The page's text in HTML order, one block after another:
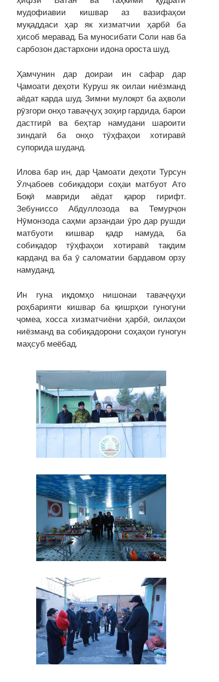
мудофиавии кишвар аз вазифаҳои
муқаддаси ҳар як хизматчии ҳарбӣ ба
ҳисоб меравад. Ба муносибати Соли нав ба
сарбозон дастархони идона ороста шуд.
Ҳамчунин дар доираи ин сафар дар
Ҷамоати деҳоти Куруш як оилаи ниёзманд
аёдат карда шуд. Зимни мулоқот ба аҳволи
рӯзгори онҳо таваҷҷуҳ зоҳир гардида, барои
дастгирӣ ва беҳтар намудани шароити
зиндагӣ ба онҳо тӯҳфаҳои хотиравӣ
супорида шуданд.
Илова бар ин, дар Ҷамоати деҳоти Турсун
Ӯлҷабоев собиқадори соҳаи матбуот Ато
Боқӣ мавриди аёдат қарор гирифт.
Зебуниссо Абдуллозода ва Темурҷон
Нӯмонзода саҳми арзандаи ӯро дар рушди
матбуоти кишвар қадр намуда, ба
собиқадор тӯҳфаҳои хотиравӣ тақдим
карданд ва ба ӯ саломатии бардавом орзу
намуданд.
Ин гуна иқдомҳо нишонаи таваҷҷуҳи
роҳбарияти кишвар ба қишрҳои гуногуни
ҷомеа, хосса хизматчиёни ҳарбӣ, оилаҳои
ниёзманд ва собиқадорони соҳаҳои гуногун
маҳсуб меёбад.